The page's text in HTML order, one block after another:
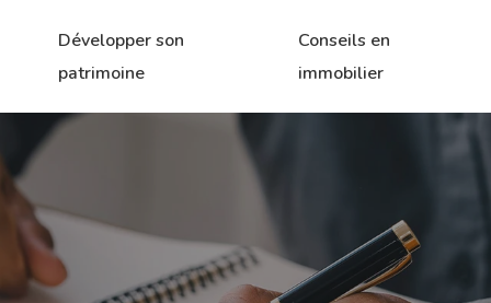
Développer son
patrimoine
Conseils en
immobilier